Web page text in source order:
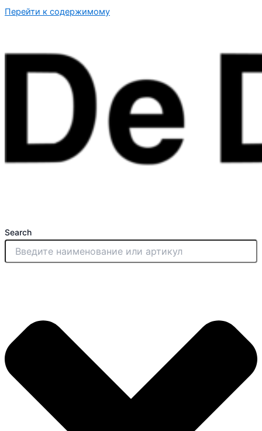
Перейти к содержимому
Search